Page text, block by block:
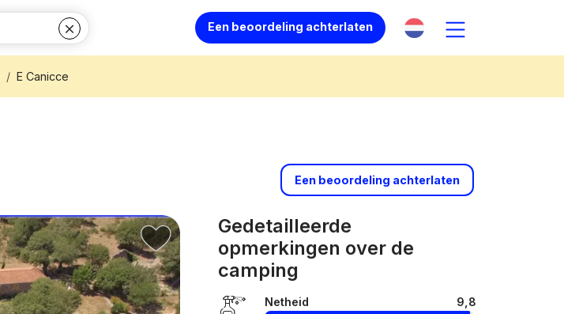
Een beoordeling achterlaten
E Canicce
Een beoordeling achterlaten
Gedetailleerde
opmerkingen over de
camping
Netheid 9,8